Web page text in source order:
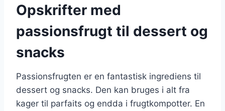
Opskrifter med
passionsfrugt til dessert og
snacks
Passionsfrugten er en fantastisk ingrediens til
dessert og snacks. Den kan bruges i alt fra
kager til parfaits og endda i frugtkompotter. En